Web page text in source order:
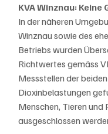
KVA Winznau:
In der näheren
Winznau sowie des
Betriebs wurden
Richtwertes gemäss
Messstellen der
Dioxinbelastungen
Menschen, Tieren
ausgeschlossen